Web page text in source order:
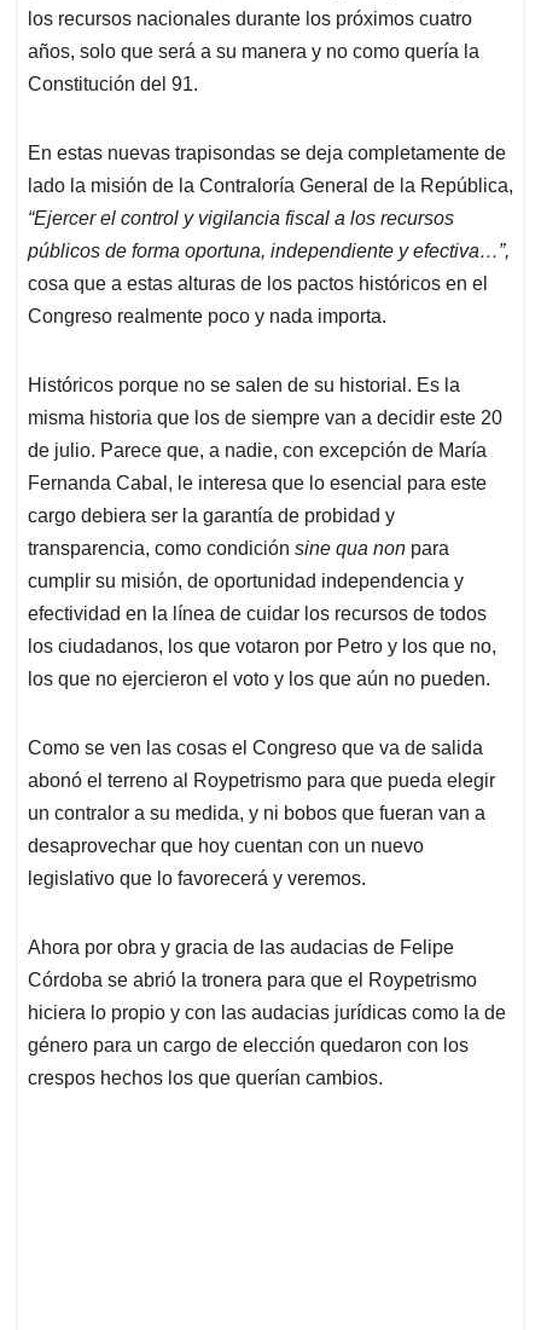
los recursos nacionales durante los próximos cuatro
años, solo que será a su manera y no como quería la
Constitución del 91.
En estas nuevas trapisondas se deja completamente de
lado la misión de la Contraloría General de la República,
“Ejercer el control y vigilancia fiscal a los recursos
públicos de forma oportuna, independiente y efectiva…”,
cosa que a estas alturas de los pactos históricos en el
Congreso realmente poco y nada importa.
Históricos porque no se salen de su historial. Es la
misma historia que los de siempre van a decidir este 20
de julio. Parece que, a nadie, con excepción de María
Fernanda Cabal, le interesa que lo esencial para este
cargo debiera ser la garantía de probidad y
transparencia, como condición sine qua non para
cumplir su misión, de oportunidad independencia y
efectividad en la línea de cuidar los recursos de todos
los ciudadanos, los que votaron por Petro y los que no,
los que no ejercieron el voto y los que aún no pueden.
Como se ven las cosas el Congreso que va de salida
abonó el terreno al Roypetrismo para que pueda elegir
un contralor a su medida, y ni bobos que fueran van a
desaprovechar que hoy cuentan con un nuevo
legislativo que lo favorecerá y veremos.
Ahora por obra y gracia de las audacias de Felipe
Córdoba se abrió la tronera para que el Roypetrismo
hiciera lo propio y con las audacias jurídicas como la de
género para un cargo de elección quedaron con los
crespos hechos los que querían cambios.